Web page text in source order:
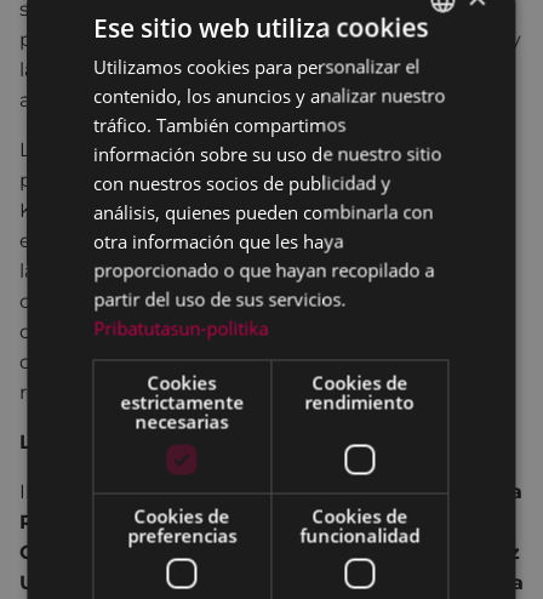
se oponen a los abusos en su trabajo. Los
personajes se mueven entre lo absurdo, lo cómico y
la tradición obrera ligada al ambiente fabril de los
años 60.
Lurrak es el resultado de un proyecto orquestado
por Aire Aire, Gasteizko KaldeArte y Bilboko
Kalealdia con la intención de producir un
espectáculo de circo de gran formato, enraizado en
la cultura vasca, con artistas autóctonos, con
calidad, con contenido y espectacularidad en clave
de humor, clown, movimiento y actividad
desenfrenada y con un contenido sutilmente
reivindicativo.
Lurrak Antzerkia
INTÉRPRETES:Ortzi Acosta / David Parga, Mónica
Riba / Julia Sáez, Nuria Puig, Marc Muñoz,
Gaizka Chamizo / Txema Pérez, Mikel Hernández
Urrutia, Argibel, Anai Gambra, Josu Aurrekoetxea
BASQUE
SPANISH
Ese sitio web utiliza cookies
Utilizamos cookies para personalizar el
contenido, los anuncios y analizar nuestro
tráfico. También compartimos
información sobre su uso de nuestro sitio
con nuestros socios de publicidad y
análisis, quienes pueden combinarla con
otra información que les haya
proporcionado o que hayan recopilado a
partir del uso de sus servicios.
Pribatutasun-politika
Cookies
estrictamente
necesarias
Cookies de
rendimiento
Cookies de
preferencias
Cookies de
funcionalidad